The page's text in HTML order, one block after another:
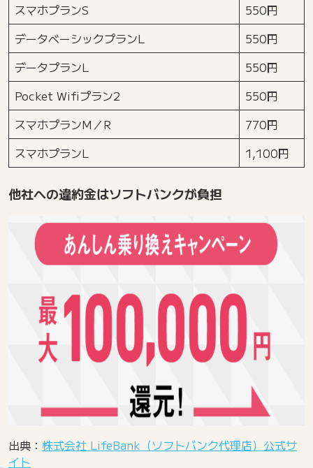
スマホプランS
550円
データベーシックプランL
550円
データプランL
550円
Pocket Wifiプラン2
550円
スマホプランM／R
770円
スマホプランL
1,100円
他社への違約金はソフトバンクが負担
出典： 株式会社 LifeBank（ソフトバンク代理店）公式サ
イト